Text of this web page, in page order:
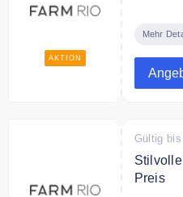
AKTION
Mehr
Gültig
Preis